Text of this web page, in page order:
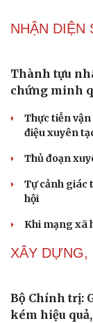
NHẬN DIỆN
Thành tựu
chứng minh
Thực tiễn
điệu xuyên
Thủ đoạn
Tự cảnh giác
hội
Khi mạng xã
XÂY DỰNG,
Bộ Chính trị:
kém hiệu